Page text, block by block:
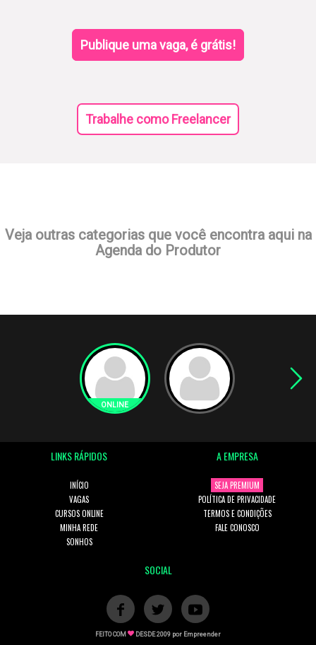
Publique uma vaga, é grátis!
Trabalhe como Freelancer
Veja outras categorias que você encontra aqui na
Agenda do Produtor
LINKS RÁPIDOS
INÍCIO
VAGAS
CURSOS ONLINE
MINHA REDE
SONHOS
A EMPRESA
SEJA PREMIUM
POLÍTICA DE PRIVACIDADE
TERMOS E CONDIÇÕES
FALE CONOSCO
SOCIAL
FEITO COM DESDE 2009 por Empreender